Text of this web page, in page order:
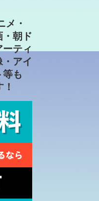
メ・
・朝ド
ーティ
アイ
等も